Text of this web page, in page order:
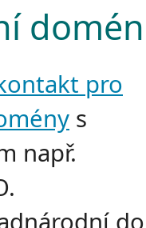
pro
s
např.